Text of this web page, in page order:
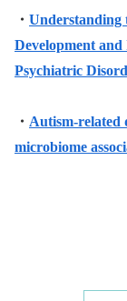
・ Understanding
Development
Psychiatric
・ Autism-related
microbiome